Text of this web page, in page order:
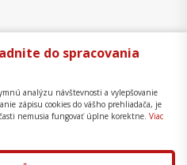
Správa cookies
Mapa stránky
Coaching College,
do spracovania
analýzu návštevnosti a vylepšovanie
zápisu cookies do vášho prehliadača, je
nemusia fungovať úplne korektne. Viac